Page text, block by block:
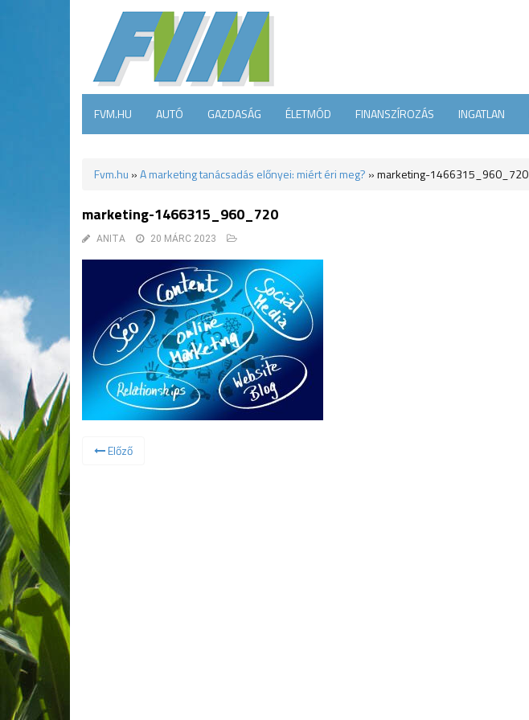
FVM.HU AUTÓ GAZDASÁG ÉLETMÓD FINANSZÍROZÁS INGATLAN
Fvm.hu »A marketing tanácsadás előnyei: miért éri meg? »marketing-1466315_960_720
marketing-1466315_960_720
ANITA 20 MÁRC 2023
Előző